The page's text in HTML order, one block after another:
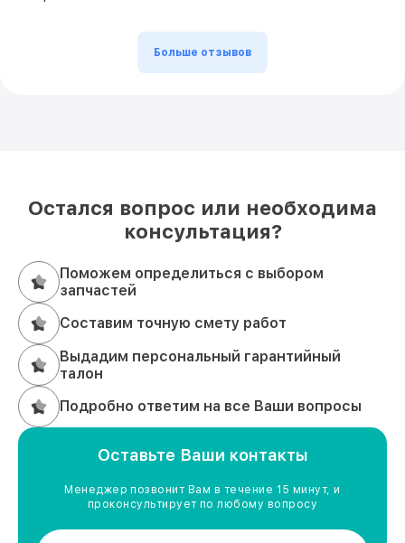
Больше отзывов
Остался вопрос или необходима
консультация?
Поможем определиться с выбором
запчастей
Составим точную смету работ
Выдадим персональный гарантийный
талон
Подробно ответим на все Ваши вопросы
Оставьте Ваши контакты
Менеджер позвонит Вам в течение 15 минут, и
проконсультирует по любому вопросу